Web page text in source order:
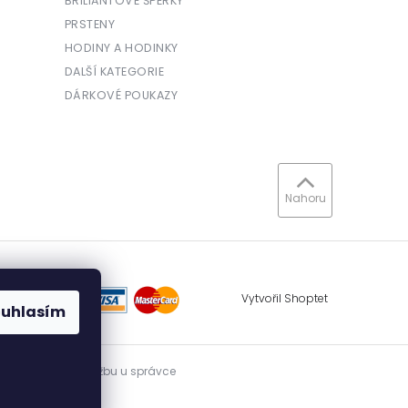
PRSTENY
HODINY A HODINKY
DALŠÍ KATEGORIE
DÁRKOVÉ POUKAZY
Vytvořil Shoptet
Nahoru
přijatou tržbu u správce